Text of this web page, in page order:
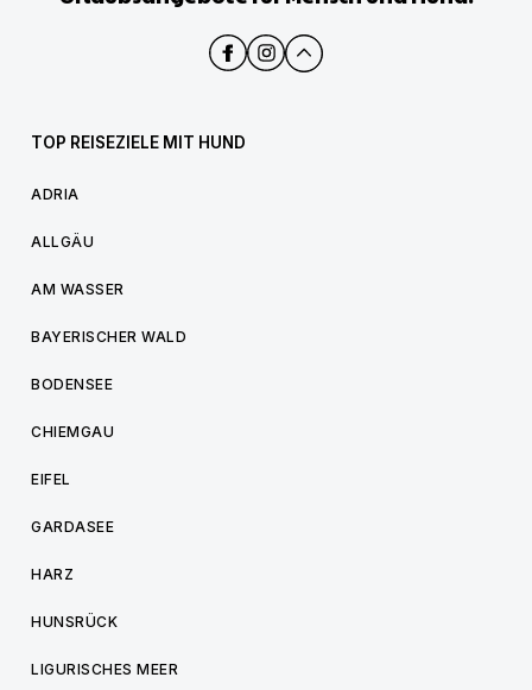
TOP REISEZIELE MIT HUND
ADRIA
ALLGÄU
AM WASSER
BAYERISCHER WALD
BODENSEE
CHIEMGAU
EIFEL
GARDASEE
HARZ
HUNSRÜCK
LIGURISCHES MEER